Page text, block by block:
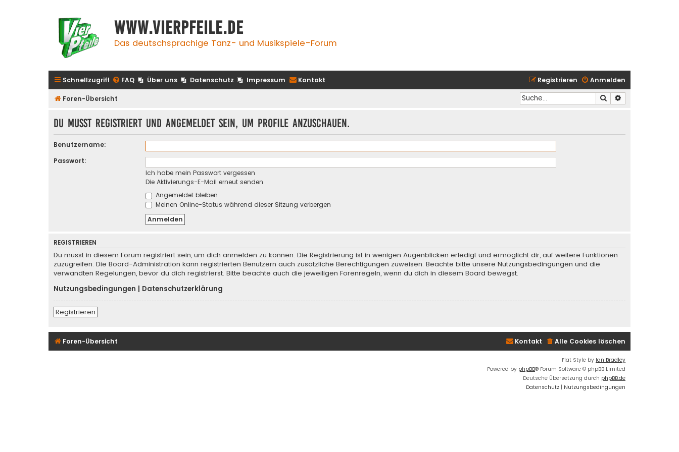
www.vierpfeile.de
Das deutschsprachige Tanz- und Musikspiele-Forum
Schnellzugriff FAQ Über uns Datenschutz Impressum Kontakt Anmelden
Registrieren
Foren-Übersicht Suche
Du musst registriert und angemeldet sein, um Profile anzuschauen.
Benutzername:
Passwort:
Ich habe mein Passwort vergessen
Die Aktivierungs-E-Mail erneut senden
Angemeldet bleiben
Meinen Online-Status während dieser Sitzung verbergen
REGISTRIEREN
Du musst in diesem Forum registriert sein, um dich anmelden zu können. Die Registrierung ist in wenigen Augenblicken erledigt und ermöglicht dir, auf weitere Funktionen
zuzugreifen. Die Board-Administration kann registrierten Benutzern auch zusätzliche Berechtigungen zuweisen. Beachte bitte unsere Nutzungsbedingungen und die
verwandten Regelungen, bevor du dich registrierst. Bitte beachte auch die jeweiligen Forenregeln, wenn du dich in diesem Board bewegst.
Nutzungsbedingungen
Datenschutzerklärung
Registrieren
Foren-Übersicht Alle Cookies löschen
Kontakt
Flat Style by Ian Bradley
Powered by phpBB® Forum Software © phpBB Limited
Deutsche Übersetzung durch phpBB.de
Datenschutz | Nutzungsbedingungen